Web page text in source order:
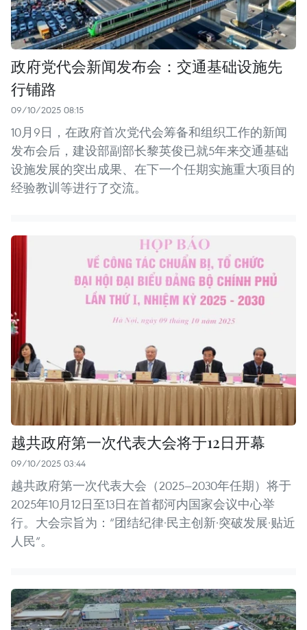
政府党代会新闻发布会：交通基础设施先
行铺路
09/10/2025 08:15
10月9日，在政府首次党代会筹备和组织工作的新闻
发布会后，建设部副部长黎英俊已就5年来交通基础
设施发展的突出成果、在下一个任期实施重大项目的
经验教训等进行了交流。
越共政府第一次代表大会将于12日开幕
09/10/2025 03:44
越共政府第一次代表大会（2025—2030年任期）将于
2025年10月12日至13日在首都河内国家会议中心举
行。大会宗旨为：“团结纪律·民主创新·突破发展·贴近
人民”。